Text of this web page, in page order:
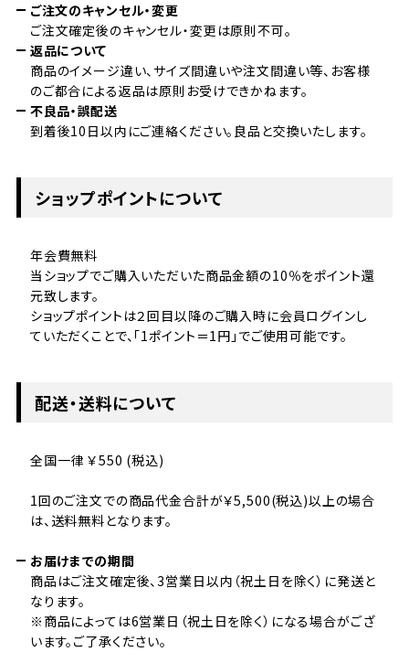
ご注文のキャンセル・変更
ご注文確定後のキャンセル・変更は原則不可。
返品について
商品のイメージ違い、サイズ間違いや注文間違い等、お客様
のご都合による返品は原則お受けできかねます。
不良品・誤配送
到着後10日以内にご連絡ください。良品と交換いたします。
ショップポイントについて
年会費無料
当ショップでご購入いただいた商品金額の10％をポイント還
元致します。
ショップポイントは２回目以降のご購入時に会員ログインし
ていただくことで、「1ポイント＝1円」でご使用可能です。
配送・送料について
全国一律 ￥550 (税込)
1回のご注文での商品代金合計が￥5,500(税込)以上の場合
は、送料無料となります。
お届けまでの期間
商品はご注文確定後、3営業日以内（祝土日を除く）に発送と
なります。
※商品によっては6営業日（祝土日を除く）になる場合がござ
います。ご了承ください。